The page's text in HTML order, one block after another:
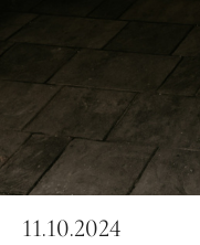
11.10.2024